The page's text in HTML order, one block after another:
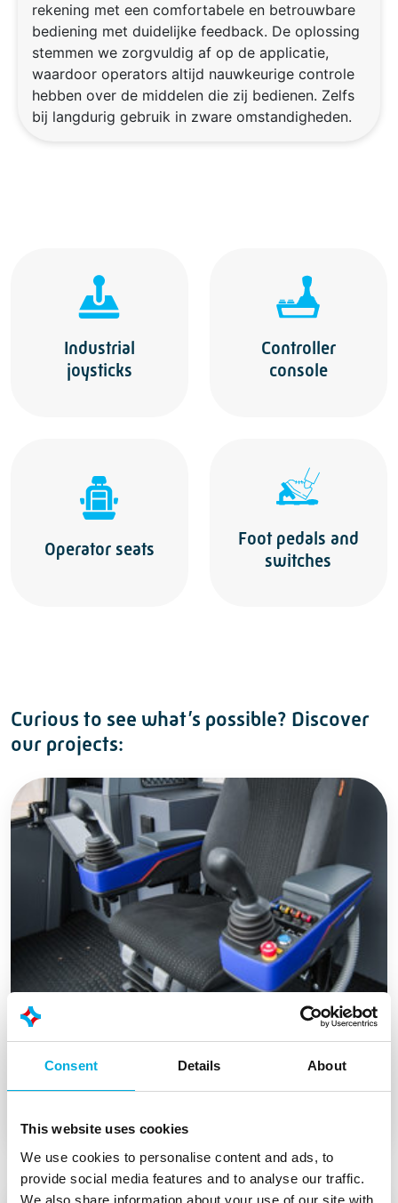
Consent Details About
This website uses cookies
We use cookies to personalise content and ads, to
provide social media features and to analyse our traffic.
We also share information about your use of our site with
rekening met een comfortabele en betrouwbare
bediening met duidelijke feedback. De oplossing
stemmen we zorgvuldig af op de applicatie,
waardoor operators altijd nauwkeurige controle
hebben over de middelen die zij bedienen. Zelfs
bij langdurig gebruik in zware omstandigheden.
Industrial
joysticks
Controller
console
Operator seats
Foot pedals and
switches
Curious to see what’s possible? Discover
our projects:
operators at the heart of the CSD600